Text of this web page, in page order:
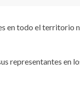
en todo el territorio
representantes en